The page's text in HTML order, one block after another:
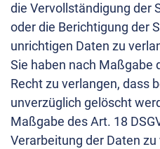
die Vervollständigung der
oder die Berichtigung der
unrichtigen Daten zu
Sie haben nach Maßgabe
Recht zu verlangen, dass
unverzüglich gelöscht
Maßgabe des Art. 18
Verarbeitung der Daten zu